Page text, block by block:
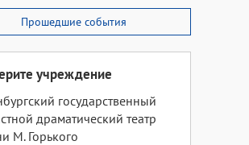
Прошедшие события
учреждение
государственный
драматический театр
М. Горького